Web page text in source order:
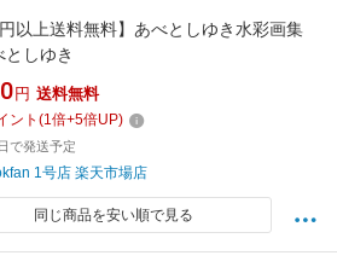
円以上送料無料】あべとしゆき水彩画集
としゆき
円 送料無料
ント (1倍+5倍UP)
で発送予定
1号店 楽天市場店
同じ商品を安い順で見る